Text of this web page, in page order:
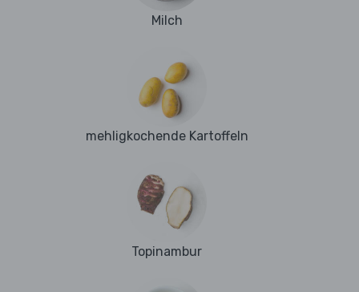
Milch
mehligkochende Kartoffeln
Topinambur